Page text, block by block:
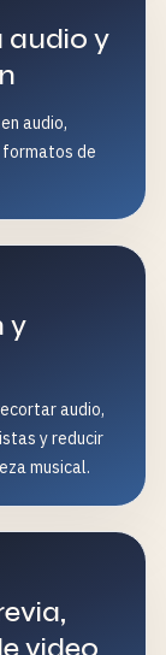
audio y
audio,
de
y
audio,
y reducir
musical.